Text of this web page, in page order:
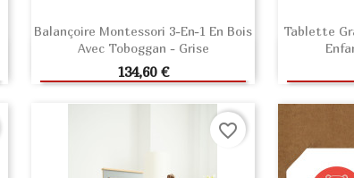
Balançoire Montessori 3-En-1 En Bois
Avec Toboggan - Grise
Prix
134,60 €
AJOUTER AU PANIER
Tablette
favorite_border